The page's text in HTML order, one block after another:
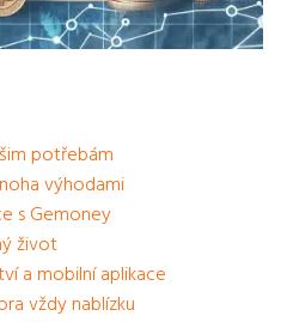
potřebám
výhodami
s Gemoney
život
a mobilní aplikace
vždy nablízku